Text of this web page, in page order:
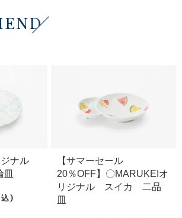
ジナル
皿
)
【サマーセール
20％OFF】〇MARUKEIオ
リジナル スイカ 二品
皿